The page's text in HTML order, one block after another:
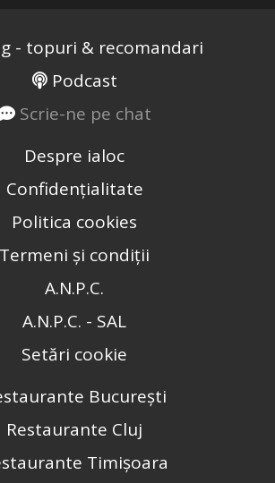
- topuri & recomandari
Podcast
Scrie-ne pe chat
Despre ialoc
Confidențialitate
Politica cookies
Termeni și condiții
A.N.P.C.
A.N.P.C. - SAL
Setări cookie
București
Restaurante Cluj
Timișoara